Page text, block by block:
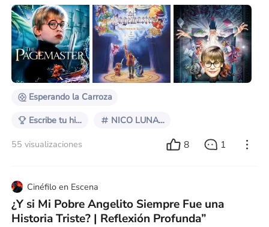
trasparencia con lo verosimilitud se complica un poco
en los diálogos, si lo que pretendo es una trascripción
literal * Las interpretaciones de nuestra resonancia
individual son tan variadas como neuronas en el
cerebro y las paletas de colores--… cada uno con sus
memorias y lecciones en un sistema
Esperando la Carroza
Escribe tu historia: Mi amigo el monstruo NICO LUNA KiN 131
55 visualizaciones 8 1
Cinéfilo en Escena
¿Y si Mi Pobre Angelito Siempre Fue una
Historia Triste? | Reflexión Profunda”